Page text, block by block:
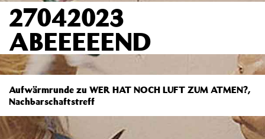
27042023
ABEEEEEND
Aufwärmrunde zu WER HAT NOCH LUFT ZUM ATMEN?,
Nachbarschaftstreff